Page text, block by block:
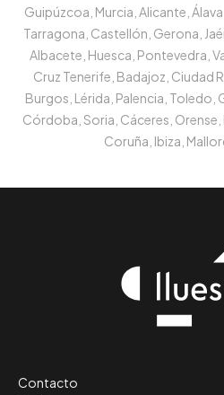
Guipúzcoa, Murcia, Alicante,
Tarragona, Castellón, Gerona,
Albacete, Huesca, Pontevedra,
Cruz Tenerife, Badajoz, Ciudad
Burgos, Lérida, Palencia, Toledo,
Córdoba, Soria, Cáceres, Orense,
Coruña, Ibiza,
Contacto